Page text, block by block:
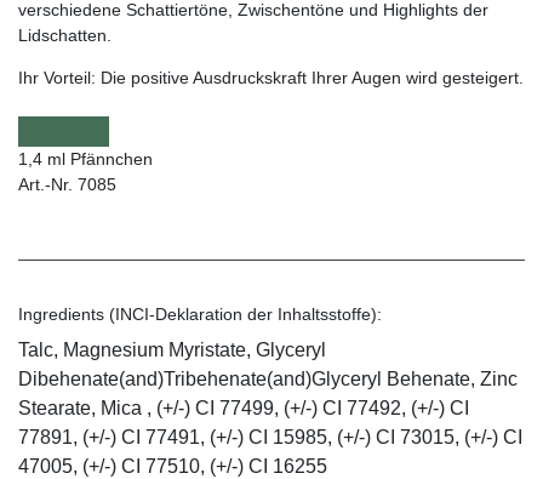
verschiedene Schattiertöne, Zwischentöne und Highlights der
Lidschatten.
Ihr Vorteil: Die positive Ausdruckskraft Ihrer Augen wird gesteigert.
1,4 ml Pfännchen
Art.-Nr. 7085
Ingredients (INCI-Deklaration der Inhaltsstoffe):
Talc, Magnesium Myristate, Glyceryl
Dibehenate(and)Tribehenate(and)Glyceryl Behenate, Zinc
Stearate, Mica , (+/-) CI 77499, (+/-) CI 77492, (+/-) CI
77891, (+/-) CI 77491, (+/-) CI 15985, (+/-) CI 73015, (+/-) CI
47005, (+/-) CI 77510, (+/-) CI 16255